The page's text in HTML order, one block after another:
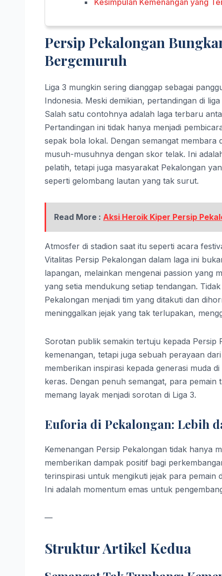
Kesimpulan Kemenangan yang
Persip Pekalongan
Bergemuruh
Liga 3 mungkin sering dianggap sebagai
Indonesia. Meski demikian, pertandingan di
Salah satu contohnya adalah laga terbaru
Pertandingan ini tidak hanya menjadi
sepak bola lokal. Dengan semangat
musuh-musuhnya dengan skor telak. Ini
pelatih, tetapi juga masyarakat Pekalongan
seperti gelombang lautan yang tak surut.
Read More : Aksi Heroik Kiper Persip
Atmosfer di stadion saat itu seperti acara
Vitalitas Persip Pekalongan dalam laga ini
lapangan, melainkan mengenai passion yang
yang setia mendukung setiap tendangan.
Pekalongan menjadi tim yang ditakuti dan
meninggalkan jejak yang tak terlupakan,
Sorotan publik semakin tertuju kepada Persip
kemenangan, tetapi juga sebuah perayaan
memberikan inspirasi kepada generasi muda
keras. Dengan penuh semangat, para
memang layak menjadi sorotan di Liga 3.
Euforia di Pekalongan: Lebih
Kemenangan Persip Pekalongan tidak hanya
memberikan dampak positif bagi
terinspirasi untuk mengikuti jejak para
Ini adalah momentum emas untuk
—
Struktur Artikel Kedua